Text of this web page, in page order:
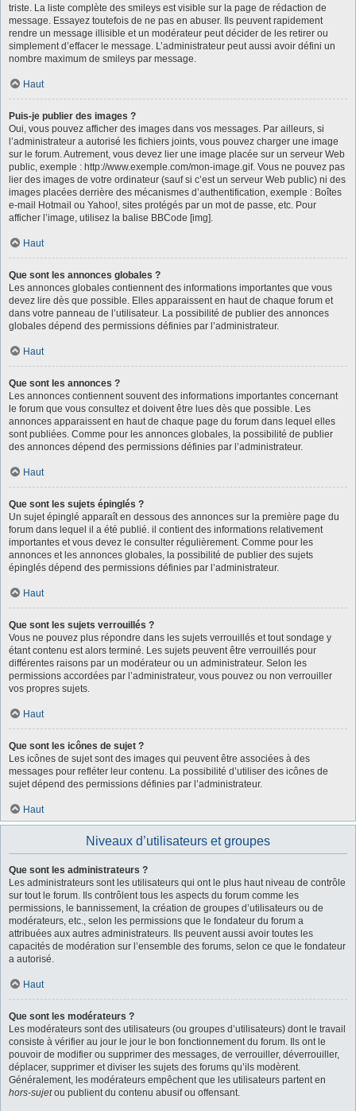
triste. La liste complète des smileys est visible sur la page de rédaction de
message. Essayez toutefois de ne pas en abuser. Ils peuvent rapidement
rendre un message illisible et un modérateur peut décider de les retirer ou
simplement d’effacer le message. L’administrateur peut aussi avoir défini un
nombre maximum de smileys par message.
Haut
Puis-je publier des images ?
Oui, vous pouvez afficher des images dans vos messages. Par ailleurs, si
l’administrateur a autorisé les fichiers joints, vous pouvez charger une image
sur le forum. Autrement, vous devez lier une image placée sur un serveur Web
public, exemple : http://www.exemple.com/mon-image.gif. Vous ne pouvez pas
lier des images de votre ordinateur (sauf si c’est un serveur Web public) ni des
images placées derrière des mécanismes d’authentification, exemple : Boîtes
e-mail Hotmail ou Yahoo!, sites protégés par un mot de passe, etc. Pour
afficher l’image, utilisez la balise BBCode [img].
Haut
Que sont les annonces globales ?
Les annonces globales contiennent des informations importantes que vous
devez lire dès que possible. Elles apparaissent en haut de chaque forum et
dans votre panneau de l’utilisateur. La possibilité de publier des annonces
globales dépend des permissions définies par l’administrateur.
Haut
Que sont les annonces ?
Les annonces contiennent souvent des informations importantes concernant
le forum que vous consultez et doivent être lues dès que possible. Les
annonces apparaissent en haut de chaque page du forum dans lequel elles
sont publiées. Comme pour les annonces globales, la possibilité de publier
des annonces dépend des permissions définies par l’administrateur.
Haut
Que sont les sujets épinglés ?
Un sujet épinglé apparaît en dessous des annonces sur la première page du
forum dans lequel il a été publié. il contient des informations relativement
importantes et vous devez le consulter régulièrement. Comme pour les
annonces et les annonces globales, la possibilité de publier des sujets
épinglés dépend des permissions définies par l’administrateur.
Haut
Que sont les sujets verrouillés ?
Vous ne pouvez plus répondre dans les sujets verrouillés et tout sondage y
étant contenu est alors terminé. Les sujets peuvent être verrouillés pour
différentes raisons par un modérateur ou un administrateur. Selon les
permissions accordées par l’administrateur, vous pouvez ou non verrouiller
vos propres sujets.
Haut
Que sont les icônes de sujet ?
Les icônes de sujet sont des images qui peuvent être associées à des
messages pour refléter leur contenu. La possibilité d’utiliser des icônes de
sujet dépend des permissions définies par l’administrateur.
Haut
Niveaux d’utilisateurs et groupes
Que sont les administrateurs ?
Les administrateurs sont les utilisateurs qui ont le plus haut niveau de contrôle
sur tout le forum. Ils contrôlent tous les aspects du forum comme les
permissions, le bannissement, la création de groupes d’utilisateurs ou de
modérateurs, etc., selon les permissions que le fondateur du forum a
attribuées aux autres administrateurs. Ils peuvent aussi avoir toutes les
capacités de modération sur l’ensemble des forums, selon ce que le fondateur
a autorisé.
Haut
Que sont les modérateurs ?
Les modérateurs sont des utilisateurs (ou groupes d’utilisateurs) dont le travail
consiste à vérifier au jour le jour le bon fonctionnement du forum. Ils ont le
pouvoir de modifier ou supprimer des messages, de verrouiller, déverrouiller,
déplacer, supprimer et diviser les sujets des forums qu’ils modèrent.
Généralement, les modérateurs empêchent que les utilisateurs partent en
hors-sujetou publient du contenu abusif ou offensant.